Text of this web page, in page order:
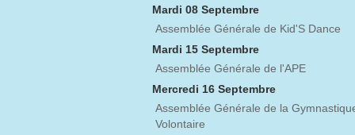
Mardi 08 Septembre
Assemblée Générale de Kid'S Dance
Mardi 15 Septembre
Assemblée Générale de l'APE
Mercredi 16 Septembre
Assemblée Générale de la
Volontaire